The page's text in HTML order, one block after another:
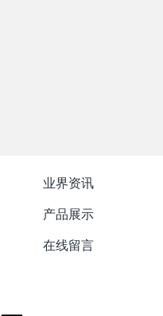
业界资讯
产品展示
在线留言